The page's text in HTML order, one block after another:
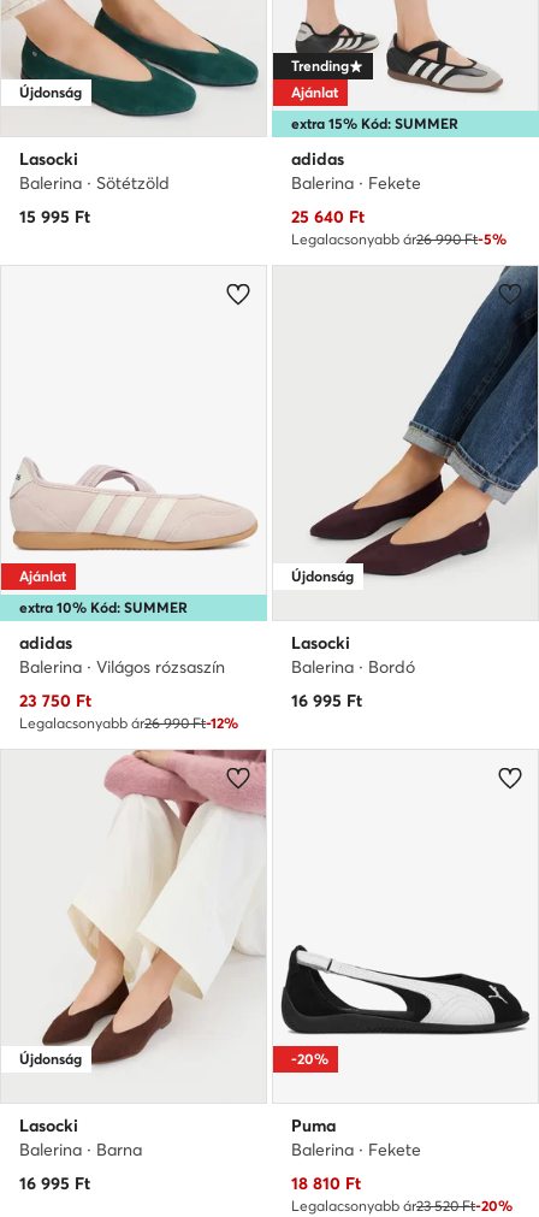
Újdonság
Lasocki
Balerina · Sötétzöld
15 995 Ft
extra 15% Kód: SUMMER
Trending
Ajánlat
adidas
Balerina · Fekete
Aktuális ár
25 640 Ft
Legalacsonyabb ár26 990 Ft-5%
extra 10% Kód: SUMMER
Ajánlat
adidas
Balerina · Világos rózsaszín
Aktuális ár
23 750 Ft
Legalacsonyabb ár26 990 Ft-12%
Újdonság
Lasocki
Balerina · Bordó
16 995 Ft
Újdonság
Lasocki
Balerina · Barna
16 995 Ft
-20%
Puma
Balerina · Fekete
Aktuális ár
18 810 Ft
Legalacsonyabb ár23 520 Ft-20%